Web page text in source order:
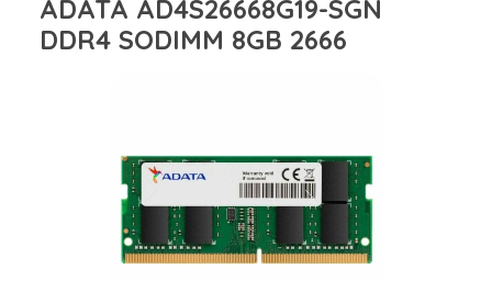
ADATA AD4S26668G19-SGN
DDR4 SODIMM 8GB 2666